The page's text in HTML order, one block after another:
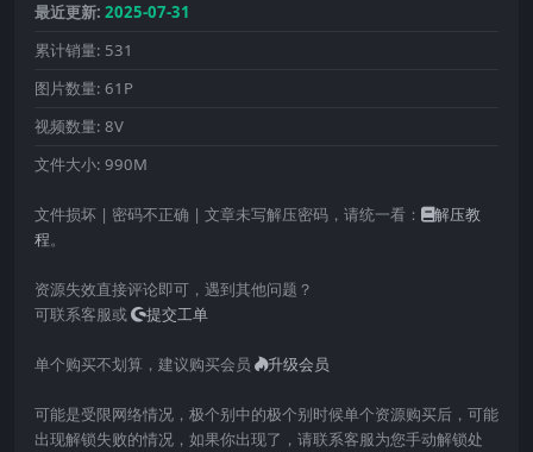
最近更新: 2025-07-31
累计销量: 531
图片数量: 61P
视频数量: 8V
文件大小: 990M
文件损坏 | 密码不正确 | 文章未写解压密码，请统一看：
解压教
程。
资源失效直接评论即可，遇到其他问题？
可联系客服或
提交工单
单个购买不划算，建议购买会员 升级会员
可能是受限网络情况，极个别中的极个别时候单个资源购买后，可能
出现解锁失败的情况，如果你出现了，请联系客服为您手动解锁处